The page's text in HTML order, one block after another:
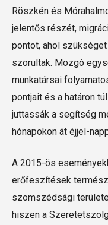
Röszkén és
jelentős részét,
pontot, ahol
szorultak. Mozgó
munkatársai
pontjait és a határon
juttassák a segítség
hónapokon át éjjel-
A 2015-ös
erőfeszítések
szomszédsági
hiszen a